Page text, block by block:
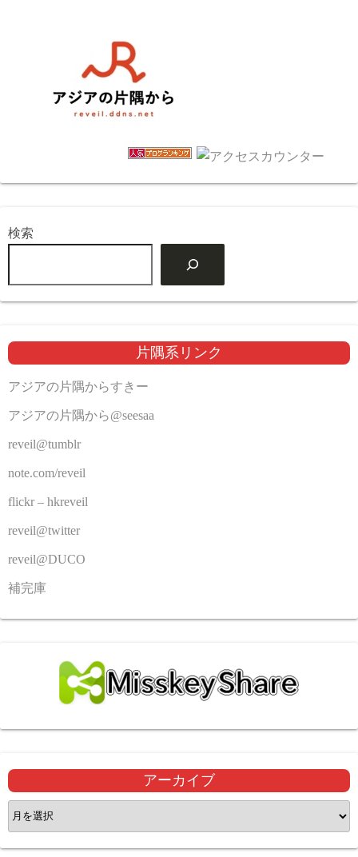
検索
片隅系リンク
アジアの片隅からすきー
アジアの片隅から@seesaa
reveil@tumblr
note.com/reveil
flickr – hkreveil
reveil@twitter
reveil@DUCO
補完庫
アーカイブ
ア
ー
カ